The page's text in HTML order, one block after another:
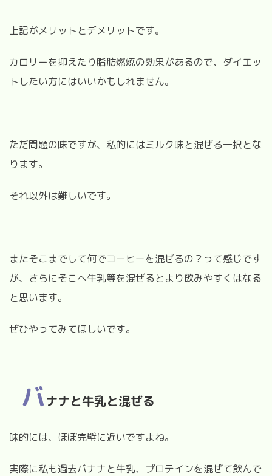
上記がメリットとデメリットです。
カロリーを抑えたり脂肪燃焼の効果があるので、ダイエッ
トしたい方にはいいかもしれません。
ただ問題の味ですが、私的にはミルク味と混ぜる一択とな
ります。
それ以外は難しいです。
またそこまでして何でコーヒーを混ぜるの？って感じです
が、さらにそこへ牛乳等を混ぜるとより飲みやすくはなる
と思います。
ぜひやってみてほしいです。
バナナと牛乳と混ぜる
味的には、ほぼ完璧に近いですよね。
実際に私も過去バナナと牛乳、プロテインを混ぜて飲んで